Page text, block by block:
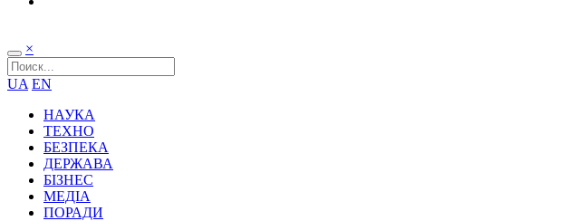
×
UA EN
НАУКА
ТЕХНО
БЕЗПЕКА
ДЕРЖАВА
БІЗНЕС
МЕДІА
ПОРАДИ